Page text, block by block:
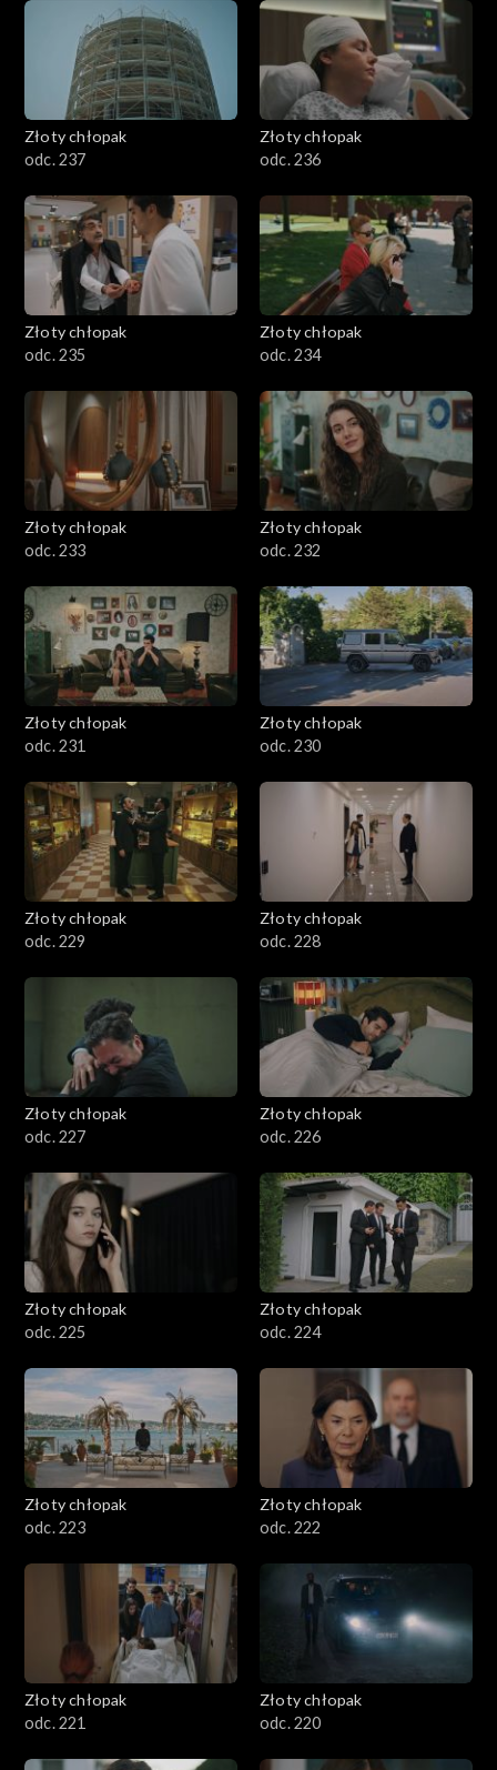
Złoty chłopak
odc. 237
Złoty chłopak
odc. 236
Złoty chłopak
odc. 235
Złoty chłopak
odc. 234
Złoty chłopak
odc. 233
Złoty chłopak
odc. 232
Złoty chłopak
odc. 231
Złoty chłopak
odc. 230
Złoty chłopak
odc. 229
Złoty chłopak
odc. 228
Złoty chłopak
odc. 227
Złoty chłopak
odc. 226
Złoty chłopak
odc. 225
Złoty chłopak
odc. 224
Złoty chłopak
odc. 223
Złoty chłopak
odc. 222
Złoty chłopak
odc. 221
Złoty chłopak
odc. 220